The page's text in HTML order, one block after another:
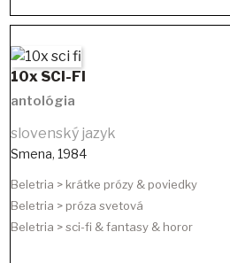
10x SCI-FI
antológia
slovenský jazyk
Smena, 1984
Beletria > krátke prózy & poviedky
Beletria > próza svetová
Beletria > sci-fi & fantasy & horor